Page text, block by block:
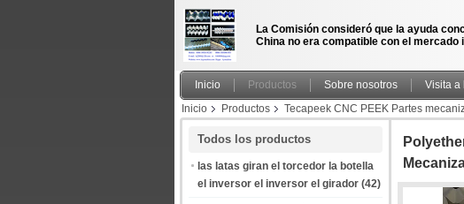
La Comisión consideró que la ayuda
China no era compatible con el mercado
Inicio Productos Sobre nosotros Visita a
Inicio
Productos Tecapeek CNC PEEK Partes
Todos los productos
las latas giran el torcedor la botella
el inversor el inversor el girador (42)